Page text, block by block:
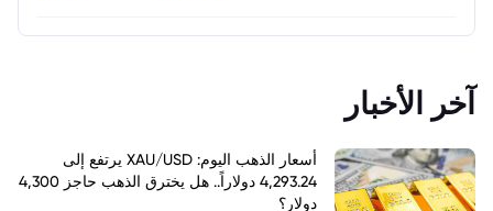
آخر الأخبار
أسعار الذهب اليوم: XAU/USD يرتفع إلى
4,293.24 دولاراً.. هل يخترق الذهب حاجز 4,300
دولار؟